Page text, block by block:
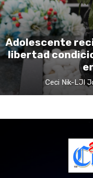
Adolescente
libertad
Ceci Nik-LJI